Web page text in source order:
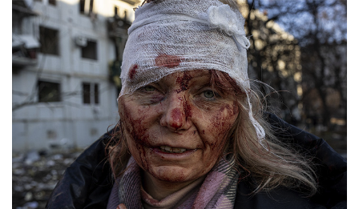
Videolar
Yayınlar
Kitap ve film